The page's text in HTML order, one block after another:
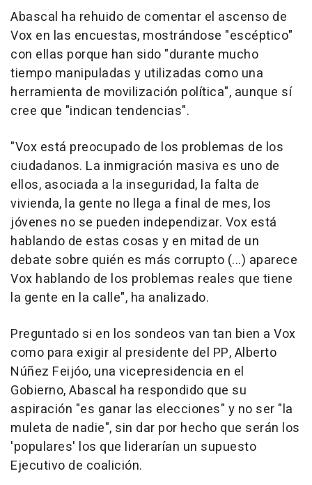
Abascal ha rehuido de comentar el ascenso de
Vox en las encuestas, mostrándose "escéptico"
con ellas porque han sido "durante mucho
tiempo manipuladas y utilizadas como una
herramienta de movilización política", aunque sí
cree que "indican tendencias".
"Vox está preocupado de los problemas de los
ciudadanos. La inmigración masiva es uno de
ellos, asociada a la inseguridad, la falta de
vivienda, la gente no llega a final de mes, los
jóvenes no se pueden independizar. Vox está
hablando de estas cosas y en mitad de un
debate sobre quién es más corrupto (...) aparece
Vox hablando de los problemas reales que tiene
la gente en la calle", ha analizado.
Preguntado si en los sondeos van tan bien a Vox
como para exigir al presidente del PP, Alberto
Núñez Feijóo, una vicepresidencia en el
Gobierno, Abascal ha respondido que su
aspiración "es ganar las elecciones" y no ser "la
muleta de nadie", sin dar por hecho que serán los
'populares' los que liderarían un supuesto
Ejecutivo de coalición.